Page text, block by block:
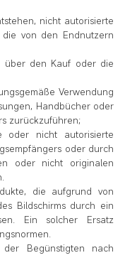
nicht autorisierte
von den Endnutzern
über den Kauf oder die
Verwendung
Handbücher oder
zurückzuführen;
oder nicht autorisierte
oder durch
oder nicht originalen
die aufgrund von
Bildschirms durch ein
Ein solcher Ersatz
Begünstigten nach